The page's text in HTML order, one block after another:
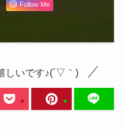
Follow Me
しいです♪(´▽｀)